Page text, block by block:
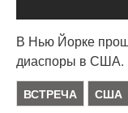
В Нью Йорке
диаспоры в США.
ВСТРЕЧА США